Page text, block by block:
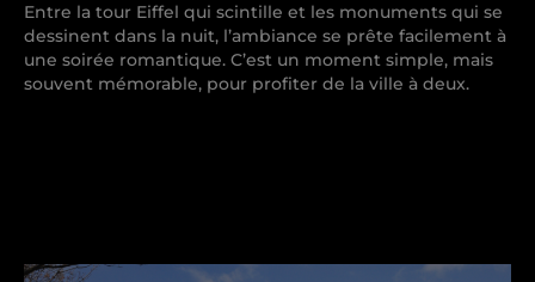
Entre la tour Eiffel qui scintille et les monuments qui se
dessinent dans la nuit, l’ambiance se prête facilement à
une soirée romantique. C’est un moment simple, mais
souvent mémorable, pour profiter de la ville à deux.